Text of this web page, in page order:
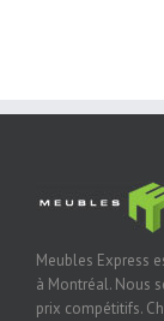
Meubles Express
à Montréal. Nous
prix compétitifs.